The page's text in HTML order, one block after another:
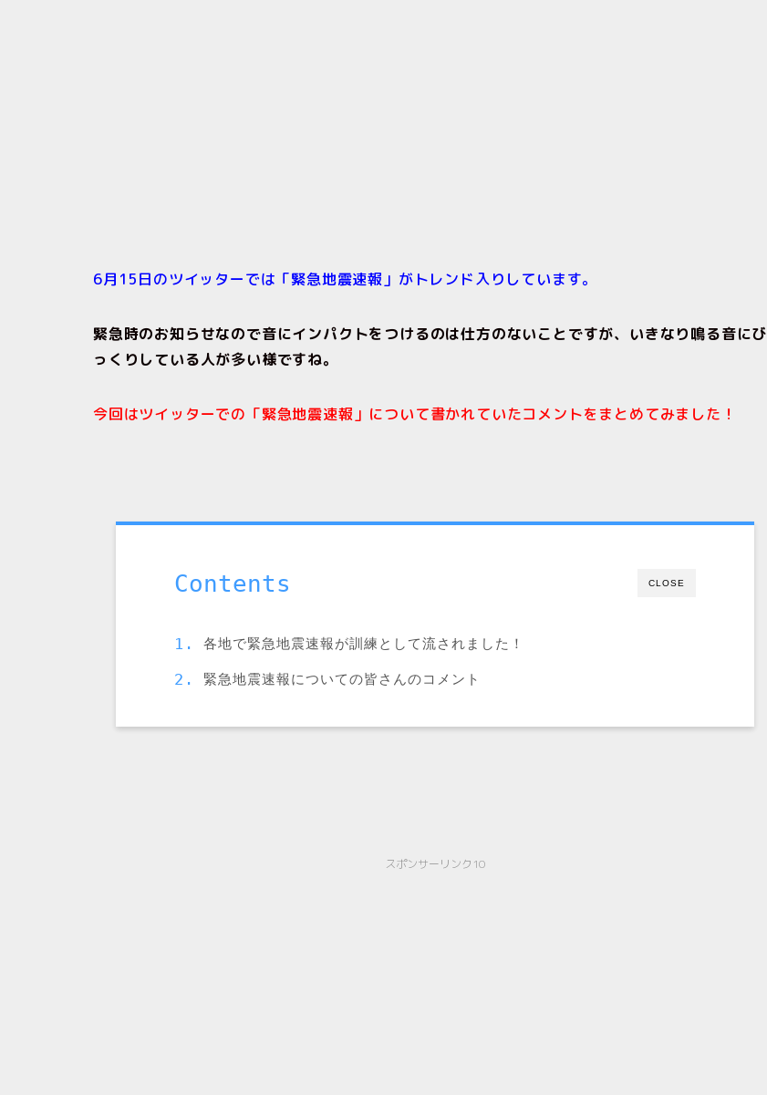
6月15日のツイッターでは「緊急地震速報」がトレンド入りしています。
緊急時のお知らせなので音にインパクトをつけるのは仕方のないことですが、いきなり鳴る音にび
っくりしている人が多い様ですね。
今回はツイッターでの「緊急地震速報」について書かれていたコメントをまとめてみました！
CLOSE
Contents
各地で緊急地震速報が訓練として流されました！
緊急地震速報についての皆さんのコメント
スポンサーリンク10